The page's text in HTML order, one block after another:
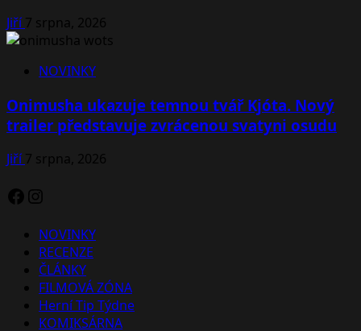
Jiří7 srpna, 2026
NOVINKY
Onimusha ukazuje temnou tvář Kjóta. Nový
trailer představuje zvrácenou svatyni osudu
Jiří7 srpna, 2026
Facebook
Instagram
NOVINKY
RECENZE
ČLÁNKY
FILMOVÁ ZÓNA
Herní Tip Týdne
KOMIKSÁRNA